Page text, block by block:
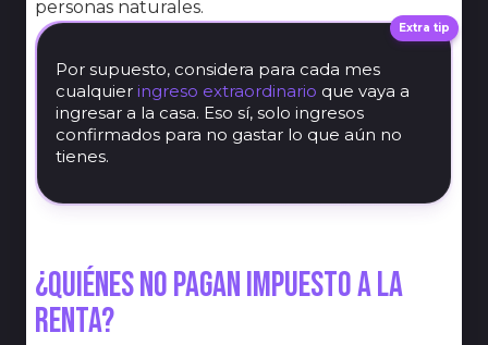
personas naturales.
Extra tip
Por supuesto, considera para cada mes
cualquier ingreso extraordinario que vaya a
ingresar a la casa. Eso sí, solo ingresos
confirmados para no gastar lo que aún no
tienes.
¿Quiénes no pagan impuesto a la
renta?